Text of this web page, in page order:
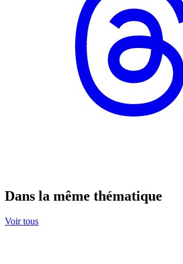
Dans la même thématique
Voir tous